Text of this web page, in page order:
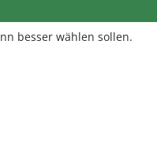
besser wählen sollen.